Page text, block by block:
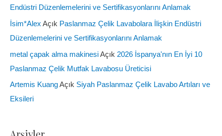
Endüstri Düzenlemelerini ve Sertifikasyonlarını Anlamak
İsim*Alex Açık Paslanmaz Çelik Lavabolara İlişkin Endüstri
Düzenlemelerini ve Sertifikasyonlarını Anlamak
metal çapak alma makinesiAçık 2026 İspanya'nın En İyi 10
Paslanmaz Çelik Mutfak Lavabosu Üreticisi
Artemis KuangAçık Siyah Paslanmaz Çelik Lavabo Artıları ve
Eksileri